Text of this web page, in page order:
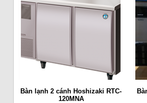
Bàn lạnh 2 cánh Hoshizaki RTC-
120MNA